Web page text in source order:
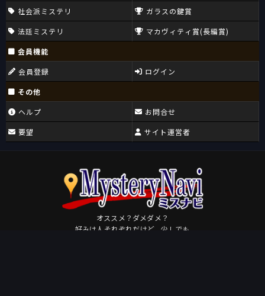
社会派ミステリ
法廷ミステリ
ガラスの鍵賞
マカヴィティ賞(長編賞)
会員機能
会員登録
ログイン
その他
ヘルプ
要望
お問合せ
サイト運営者
オススメ？ダメダメ？
好みは人それぞれだけど、少しでも